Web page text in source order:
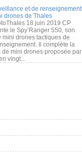
et de renseignement
drones de Thales
18 juin 2019 CP
le Spy’Ranger 550, son
mini drones tactiques de
Il complète la
de mini drones proposée par
vingt...